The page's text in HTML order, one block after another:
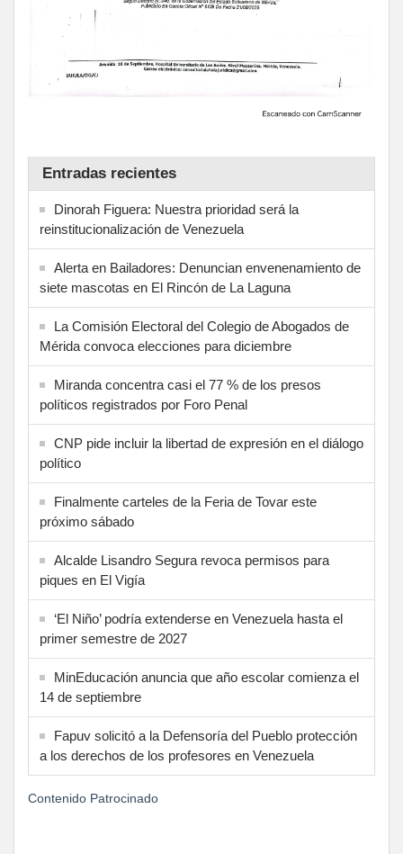
Entradas recientes
Dinorah Figuera: Nuestra prioridad será la
reinstitucionalización de Venezuela
Alerta en Bailadores: Denuncian envenenamiento de
siete mascotas en El Rincón de La Laguna
La Comisión Electoral del Colegio de Abogados de
Mérida convoca elecciones para diciembre
Miranda concentra casi el 77 % de los presos
políticos registrados por Foro Penal
CNP pide incluir la libertad de expresión en el diálogo
político
Finalmente carteles de la Feria de Tovar este
próximo sábado
Alcalde Lisandro Segura revoca permisos para
piques en El Vigía
‘El Niño’ podría extenderse en Venezuela hasta el
primer semestre de 2027
MinEducación anuncia que año escolar comienza el
14 de septiembre
Fapuv solicitó a la Defensoría del Pueblo protección
a los derechos de los profesores en Venezuela
Contenido Patrocinado